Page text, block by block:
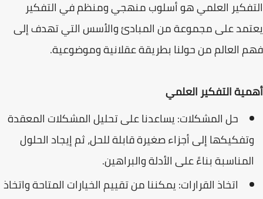
التفكير العلمي هو أسلوب منهجي ومنظم في التفكير
يعتمد على مجموعة من المبادئ والأسس التي تهدف إلى
فهم العالم من حولنا بطريقة عقلانية وموضوعية.
أهمية التفكير العلمي
حل المشكلات: يساعدنا على تحليل المشكلات المعقدة
وتفكيكها إلى أجزاء صغيرة قابلة للحل، ثم إيجاد الحلول
المناسبة بناءً على الأدلة والبراهين.
اتخاذ القرارات: يمكننا من تقييم الخيارات المتاحة واتخاذ